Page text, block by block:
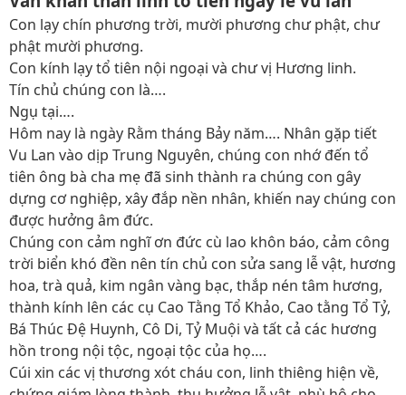
Con lạy chín phương trời, mười phương chư phật, chư
phật mười phương.
Con kính lạy tổ tiên nội ngoại và chư vị Hương linh.
Tín chủ chúng con là….
Ngụ tại….
Hôm nay là ngày Rằm tháng Bảy năm…. Nhân gặp tiết
Vu Lan vào dịp Trung Nguyên, chúng con nhớ đến tổ
tiên ông bà cha mẹ đã sinh thành ra chúng con gây
dựng cơ nghiệp, xây đắp nền nhân, khiến nay chúng con
được hưởng âm đức.
Chúng con cảm nghĩ ơn đức cù lao khôn báo, cảm công
trời biển khó đền nên tín chủ con sửa sang lễ vật, hương
hoa, trà quả, kim ngân vàng bạc, thắp nén tâm hương,
thành kính lên các cụ Cao Tằng Tổ Khảo, Cao tằng Tổ Tỷ,
Bá Thúc Đệ Huynh, Cô Di, Tỷ Muội và tất cả các hương
hồn trong nội tộc, ngoại tộc của họ….
Cúi xin các vị thương xót cháu con, linh thiêng hiện về,